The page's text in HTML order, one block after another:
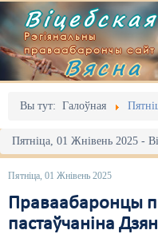
Віцебская
Рэгіянальны
праваабарончы сайт
Вясна
Вы тут: Галоўная
Пятніца, 01 Жнівень 2025 -
Пятніца, 01 Жнівень 2025
Праваабаронцы
пастаўчаніна
Галоўная
Адміністрацыйны
Акцыі
Выбары
Грамадзянскія ініцыятывы
Выданьні
Відэа
Пра нас
RSS